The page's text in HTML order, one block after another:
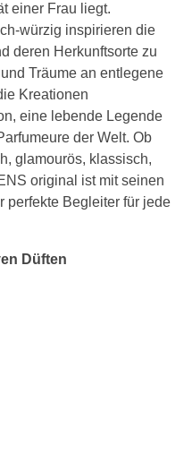
einer Frau liegt.
würzig inspirieren die
deren Herkunftsorte zu
Träume an entlegene
Kreationen
eine lebende Legende
der Welt. Ob
glamourös, klassisch,
original ist mit seinen
perfekte Begleiter für jede
Düften